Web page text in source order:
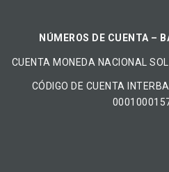
NÚMEROS DE CUENTA –
CUENTA MONEDA NACIONAL​
CÓDIGO DE CUENTA